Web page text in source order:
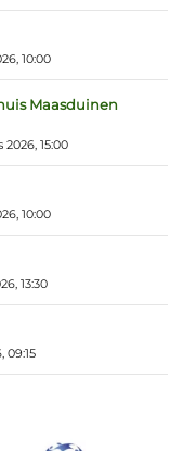
10:00
Maasduinen
2026, 15:00
10:00
13:30
09:15